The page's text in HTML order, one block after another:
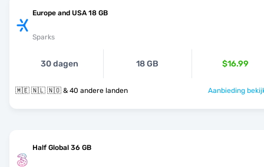
Europe and USA 18 GB
Sparks
30 dagen 18 GB $16.99
🇲🇪 🇳🇱 🇳🇴 & 40 andere landen Aanbieding
Half Global 36 GB